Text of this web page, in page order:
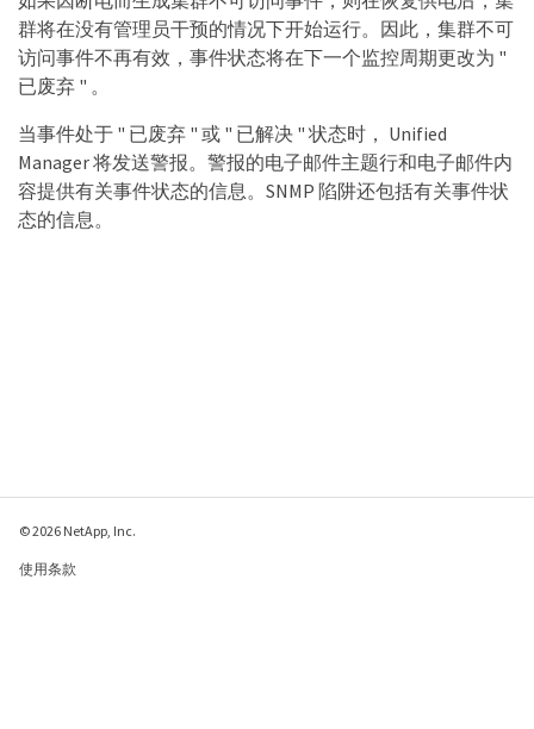
群将在没有管理员干预的情况下开始运行。因此，集群不可
访问事件不再有效，事件状态将在下一个监控周期更改为 "
已废弃 " 。
当事件处于 " 已废弃 " 或 " 已解决 " 状态时， Unified
Manager 将发送警报。警报的电子邮件主题行和电子邮件内
容提供有关事件状态的信息。SNMP 陷阱还包括有关事件状
态的信息。
© 2026 NetApp, Inc.
使用条款